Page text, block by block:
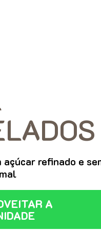
refinado e
A